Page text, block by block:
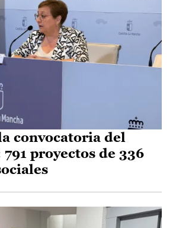
convocatoria del
proyectos de 336